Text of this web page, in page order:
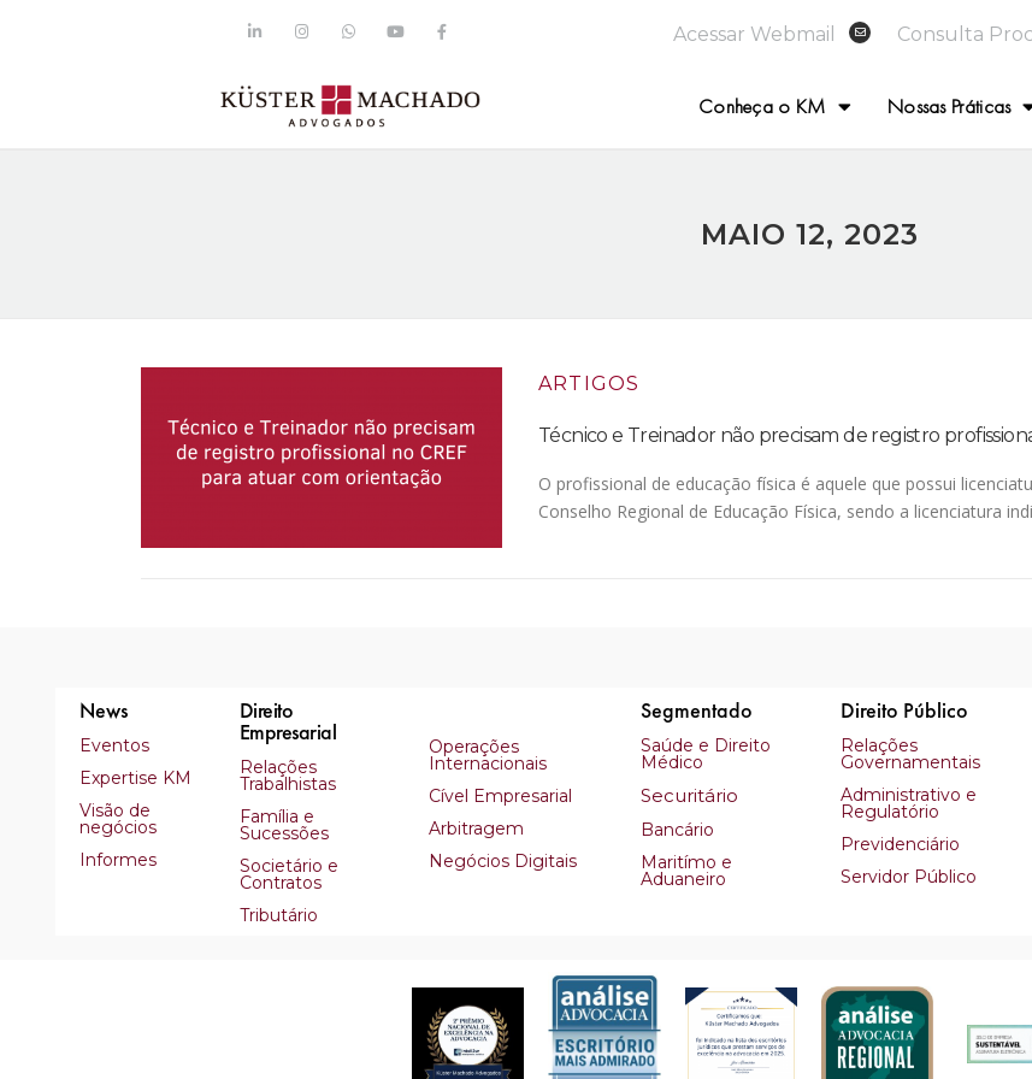
Acessar Webmail Consulta
Conheça o KM Nossas Práticas
MAIO 12, 2023
ARTIGOS
Técnico e Treinador não precisam de registro
O profissional de educação física é aquele que possui
Conselho Regional de Educação Física, sendo a licenciatura
News
Eventos
Expertise KM
Visão de
negócios
Informes
Direito
Empresarial
Relações
Trabalhistas
Família e
Sucessões
Societário e
Contratos
Tributário
Operações
Internacionais
Cível Empresarial
Arbitragem
Negócios Digitais
Segmentado
Saúde e Direito
Médico
Securitário
Bancário
Maritímo e
Aduaneiro
Direito Público
Relações
Governamentais
Administrativo e
Regulatório
Previdenciário
Servidor Público